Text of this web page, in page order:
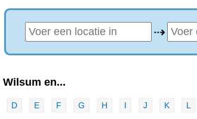
⇢
en...
D E F G H I J K L